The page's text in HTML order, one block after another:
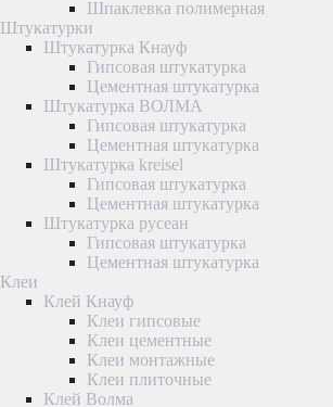
Шпаклевка полимерная
Штукатурки
Штукатурка Кнауф
Гипсовая штукатурка
Цементная штукатурка
Штукатурка ВОЛМА
Гипсовая штукатурка
Цементная штукатурка
Штукатурка kreisel
Гипсовая штукатурка
Цементная штукатурка
Штукатурка русеан
Гипсовая штукатурка
Цементная штукатурка
Клеи
Клей Кнауф
Клеи гипсовые
Клеи цементные
Клеи монтажные
Клеи плиточные
Клей Волма